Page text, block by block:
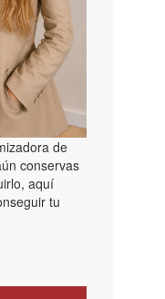
de
conservas
aquí
tu